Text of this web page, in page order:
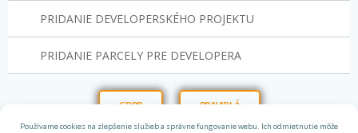
Používame cookies na zlepšenie služieb a správne fungovanie webu. Ich odmietnutie môže
PRIDANIE DEVELOPERSKÉHO PROJEKTU
PRIDANIE PARCELY PRE DEVELOPERA
GDPR PRAVIDLÁ